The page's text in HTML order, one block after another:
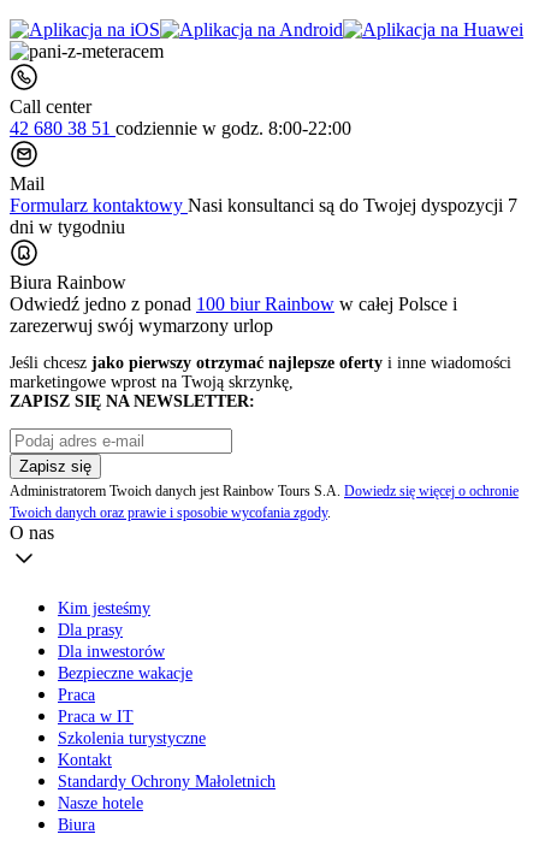
Call center
42 680 38 51 codziennie w godz. 8:00-22:00
Mail
Formularz kontaktowy Nasi konsultanci są do Twojej dyspozycji 7
dni w tygodniu
Biura Rainbow
Odwiedź jedno z ponad 100 biur Rainbow w całej Polsce i
zarezerwuj swój wymarzony urlop
Jeśli chcesz jako pierwszy otrzymać najlepsze oferty i inne wiadomości
marketingowe wprost na Twoją skrzynkę,
ZAPISZ SIĘ NA NEWSLETTER:
Zapisz się
Administratorem Twoich danych jest Rainbow Tours S.A. Dowiedz się więcej o ochronie
Twoich danych oraz prawie i sposobie wycofania zgody.
O nas
Kim jesteśmy
Dla prasy
Dla inwestorów
Bezpieczne wakacje
Praca
Praca w IT
Szkolenia turystyczne
Kontakt
Standardy Ochrony Małoletnich
Nasze hotele
Biura